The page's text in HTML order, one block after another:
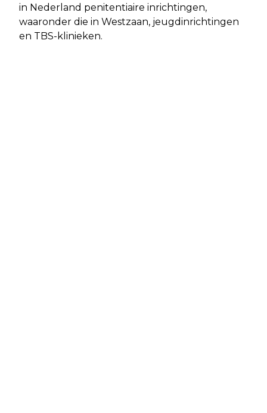
in Nederland penitentiaire inrichtingen,
waaronder die in Westzaan, jeugdinrichtingen
en TBS-klinieken.